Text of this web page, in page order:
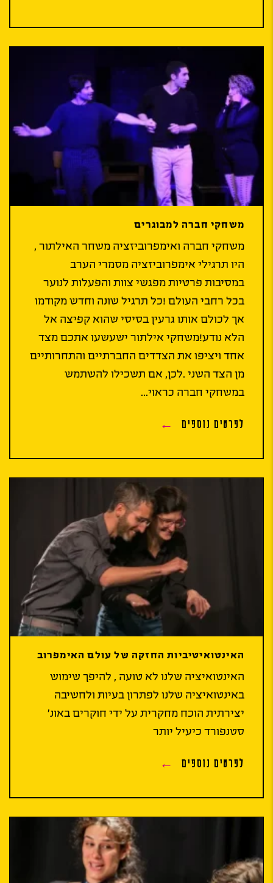
משחקי חברה למבוגרים
משחקי חברה ואימפרוביזציה משחר האילתור ,
היו תרגילי אימפרוביזציה מסמרי הערב
במסיבות פרטיות מפגשי צוות והפעלות לנוער
בכל רחבי העולם !כל תרגיל שונה וחדש מקודמו
אך לכולם אותו גרעין בסיסי שהוא קפיצה אל
הלא נודע!משחקי אילתור ישעשעו אתכם מצד
אחד ויציפו את הצדדים החברתיים והתחרותיים
מן הצד השני .לכן, אם תשכילו להשתמש
במשחקי חברה כראוי...
לפרטים נוספים
האינטואיטיביות החזקה של עולם האימפרוב
האינטואיציה שלנו לא טועה , להיפך שימוש
באינטואיציה שלנו לפתרון בעיות ולחשיבה
יצירתית הוכח מחקרית על ידי חוקרים באונ'
סטנפורד כיעיל יותר
לפרטים נוספים